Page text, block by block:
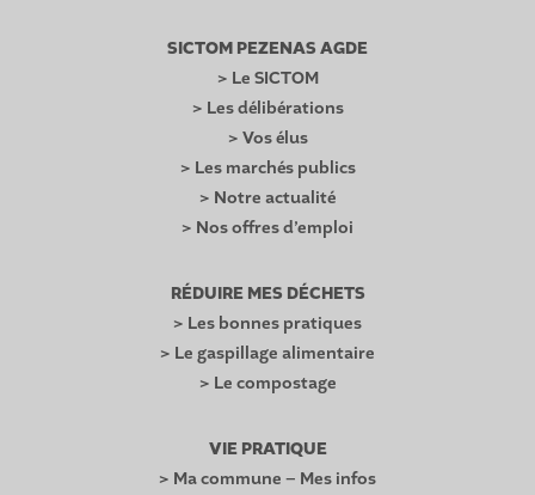
SICTOM PEZENAS AGDE
> Le SICTOM
> Les délibérations
> Vos élus
> Les marchés publics
> Notre actualité
> Nos offres d’emploi
RÉDUIRE MES DÉCHETS
> Les bonnes pratiques
> Le gaspillage alimentaire
> Le compostage
VIE PRATIQUE
> Ma commune – Mes infos